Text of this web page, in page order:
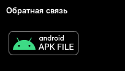
Обратная связь